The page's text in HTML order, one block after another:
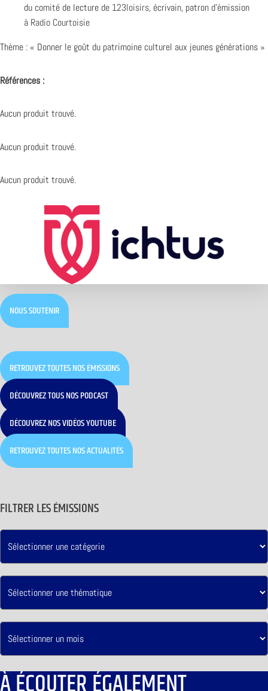
du comité de lecture de 123loisirs, écrivain, patron d’émission
à Radio Courtoisie
Thème : « Donner le goût du patrimoine culturel aux jeunes générations »
Références :
Aucun produit trouvé.
Aucun produit trouvé.
Aucun produit trouvé.
NOUS SOUTENIR
RETROUVEZ TOUTES NOS ÉMISSIONS
DÉCOUVREZ TOUS NOS PODCAST
DÉCOUVREZ NOS VIDÉOS YOUTUBE
RETROUVEZ TOUTES NOS ACTUALITÉS
FILTRER LES ÉMISSIONS